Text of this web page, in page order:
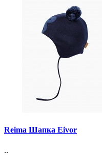
Reima Шапка Eivor
..